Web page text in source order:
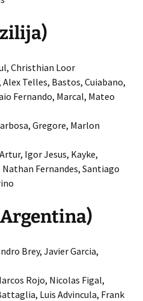
Christhian Loor
Telles, Bastos, Cuiabano,
Fernando, Marcal, Mateo
Gregore, Marlon
Igor Jesus, Kayke,
Fernandes, Santiago
Brey, Javier Garcia,
Rojo, Nicolas Figal,
Luis Advincula, Frank